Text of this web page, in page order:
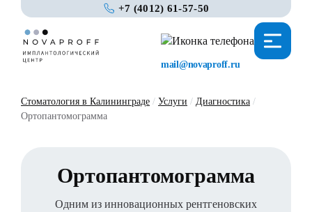
+7 (4012) 61-57-50
mail@novaproff.ru
Стоматология в Калининграде / Услуги / Диагностика /
Ортопантомограмма
Ортопантомограмма
Одним из инновационных рентгеновских